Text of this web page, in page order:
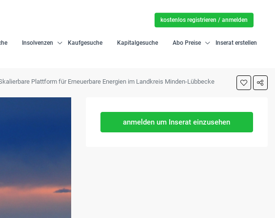
Insolvenzen Kaufgesuche Kapitalgesuche Abo Preise Inserat erstellen
kostenlos registrieren / anmelden
Plattform für Erneuerbare Energien im Landkreis Minden-Lübbecke
anmelden um Inserat einzusehen